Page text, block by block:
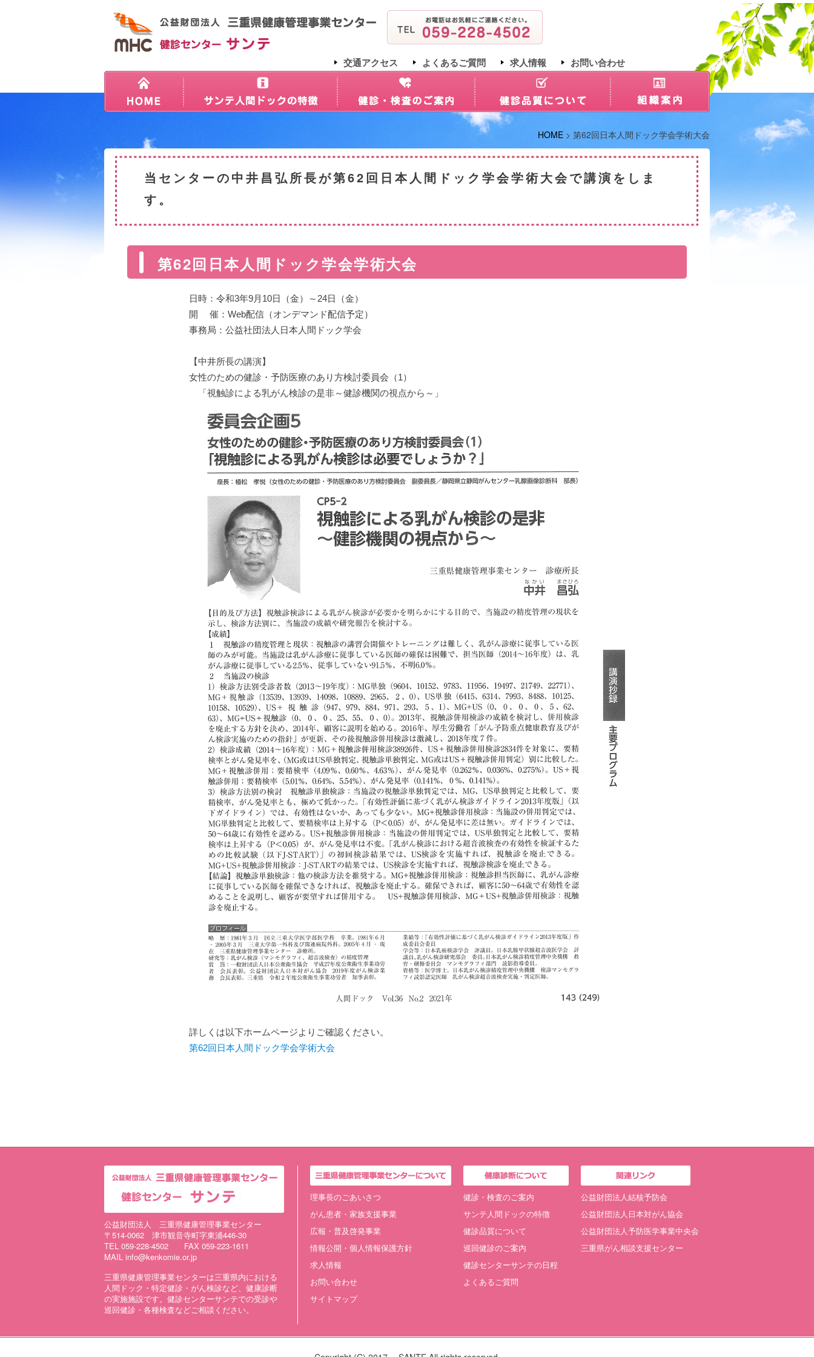
交通アクセス よくあるご質問 求人情報 お問い合わせ
HOME > 第62回日本人間ドック学会学術大会
当センターの中井昌弘所長が第62回日本人間ドック学会学術大会で講演をしま
す。
第62回日本人間ドック学会学術大会
日時：令和3年9月10日（金）～24日（金）
開 催：Web配信（オンデマンド配信予定）
事務局：公益社団法人日本人間ドック学会
【中井所長の講演】
女性のための健診・予防医療のあり方検討委員会（1）
「視触診による乳がん検診の是非～健診機関の視点から～」
詳しくは以下ホームページよりご確認ください。
第62回日本人間ドック学会学術大会
公益財団法人 三重県健康管理事業センター
〒514-0062 津市観音寺町字東浦446-30
TEL 059-228-4502 FAX 059-223-1611
MAIL info@kenkomie.or.jp
三重県健康管理事業センターは三重県内における
人間ドック・特定健診・がん検診など、健康診断
の実施施設です。健診センターサンテでの受診や
巡回健診・各種検査などご相談ください。
理事長のごあいさつ
がん患者・家族支援事業
広報・普及啓発事業
情報公開・個人情報保護方針
求人情報
お問い合わせ
サイトマップ
健診・検査のご案内
サンテ人間ドックの特徴
健診品質について
巡回健診のご案内
健診センターサンテの日程
よくあるご質問
公益財団法人結核予防会
公益財団法人日本対がん協会
公益財団法人予防医学事業中央会
三重県がん相談支援センター